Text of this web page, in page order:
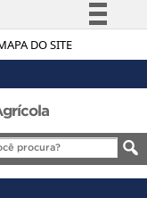
DO SITE
à informação
Legislação
Canais